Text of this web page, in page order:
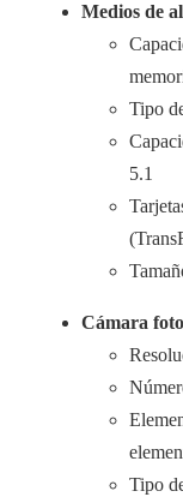
Medios de
Tipo
5.1
Cámara
Tipo